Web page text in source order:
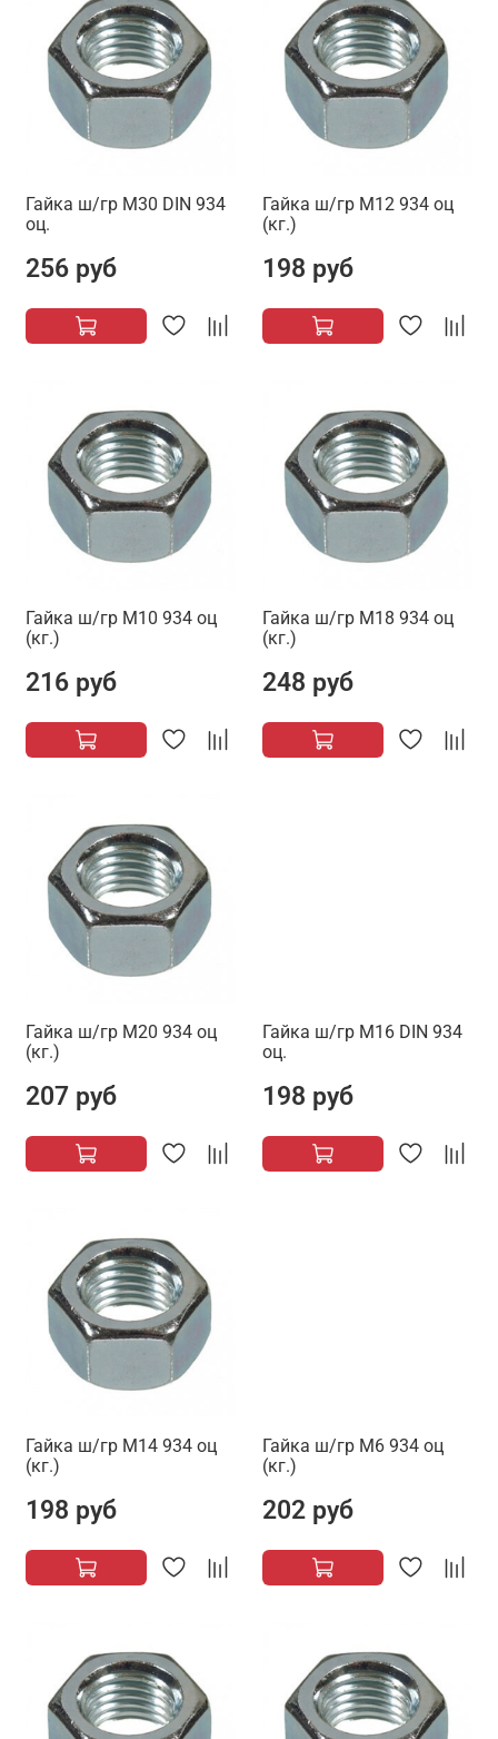
Гайка ш/гр М30 DIN 934
оц.
256 руб
Гайка ш/гр М12 934 оц
(кг.)
198 руб
Гайка ш/гр М10 934 оц
(кг.)
216 руб
Гайка ш/гр М18 934 оц
(кг.)
248 руб
Гайка ш/гр М20 934 оц
(кг.)
207 руб
Гайка ш/гр М16 DIN 934
оц.
198 руб
Гайка ш/гр М14 934 оц
(кг.)
198 руб
Гайка ш/гр М6 934 оц
(кг.)
202 руб